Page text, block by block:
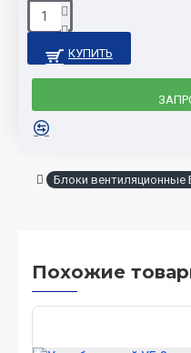
КУПИТЬ
Блоки вентиляционные
Похожие